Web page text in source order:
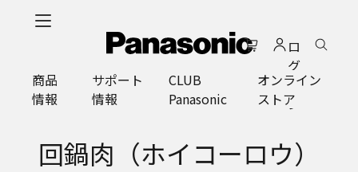
ロ
グ
イ
ン
商品
情報
サポート
情報
CLUB
Panasonic
オンライン
ストア
回鍋肉（ホイコーロウ）